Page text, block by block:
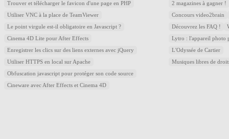
Trouver et télécharger le favicon d'une page en PHP
Utiliser VNC à la place de TeamViewer
Le point virgule est-il obligatoire en Javascript ?
Cinema 4D Lite pour After Effects
Enregistrer les clics sur des liens externes avec jQuery
Utiliser HTTPS en local sur Apache
Obfuscation javascript pour protéger son code source
Cineware avec After Effects et Cinema 4D
2 magazines à gagner !
Concours video2brain
Découvrez les FAQ !
Lytro : l'appareil photo
L'Odyssée de Cartier
Musiques libres de